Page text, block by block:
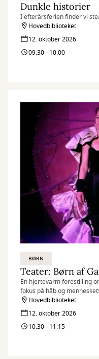
Dunkle historier
I efterårsferien finder vi
Hovedbiblioteket
12. oktober 2026
09:30 - 10:00
BØRN
Teater: Børn af
En hjertevarm forestilling
fokus på håb og
Hovedbiblioteket
12. oktober 2026
10:30 - 11:15